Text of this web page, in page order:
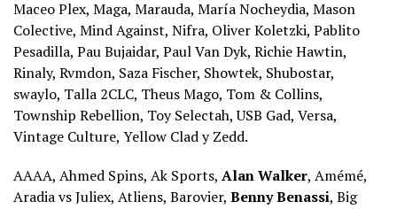
Maceo Plex, Maga, Marauda, María Nocheydia, Mason
Colective, Mind Against, Nifra, Oliver Koletzki, Pablito
Pesadilla, Pau Bujaidar, Paul Van Dyk, Richie Hawtin,
Rinaly, Rvmdon, Saza Fischer, Showtek, Shubostar,
swaylo, Talla 2CLC, Theus Mago, Tom & Collins,
Township Rebellion, Toy Selectah, USB Gad, Versa,
Vintage Culture, Yellow Clad y Zedd.
AAAA, Ahmed Spins, Ak Sports, Alan Walker, Amémé,
Aradia vs Juliex, Atliens, Barovier, Benny Benassi, Big